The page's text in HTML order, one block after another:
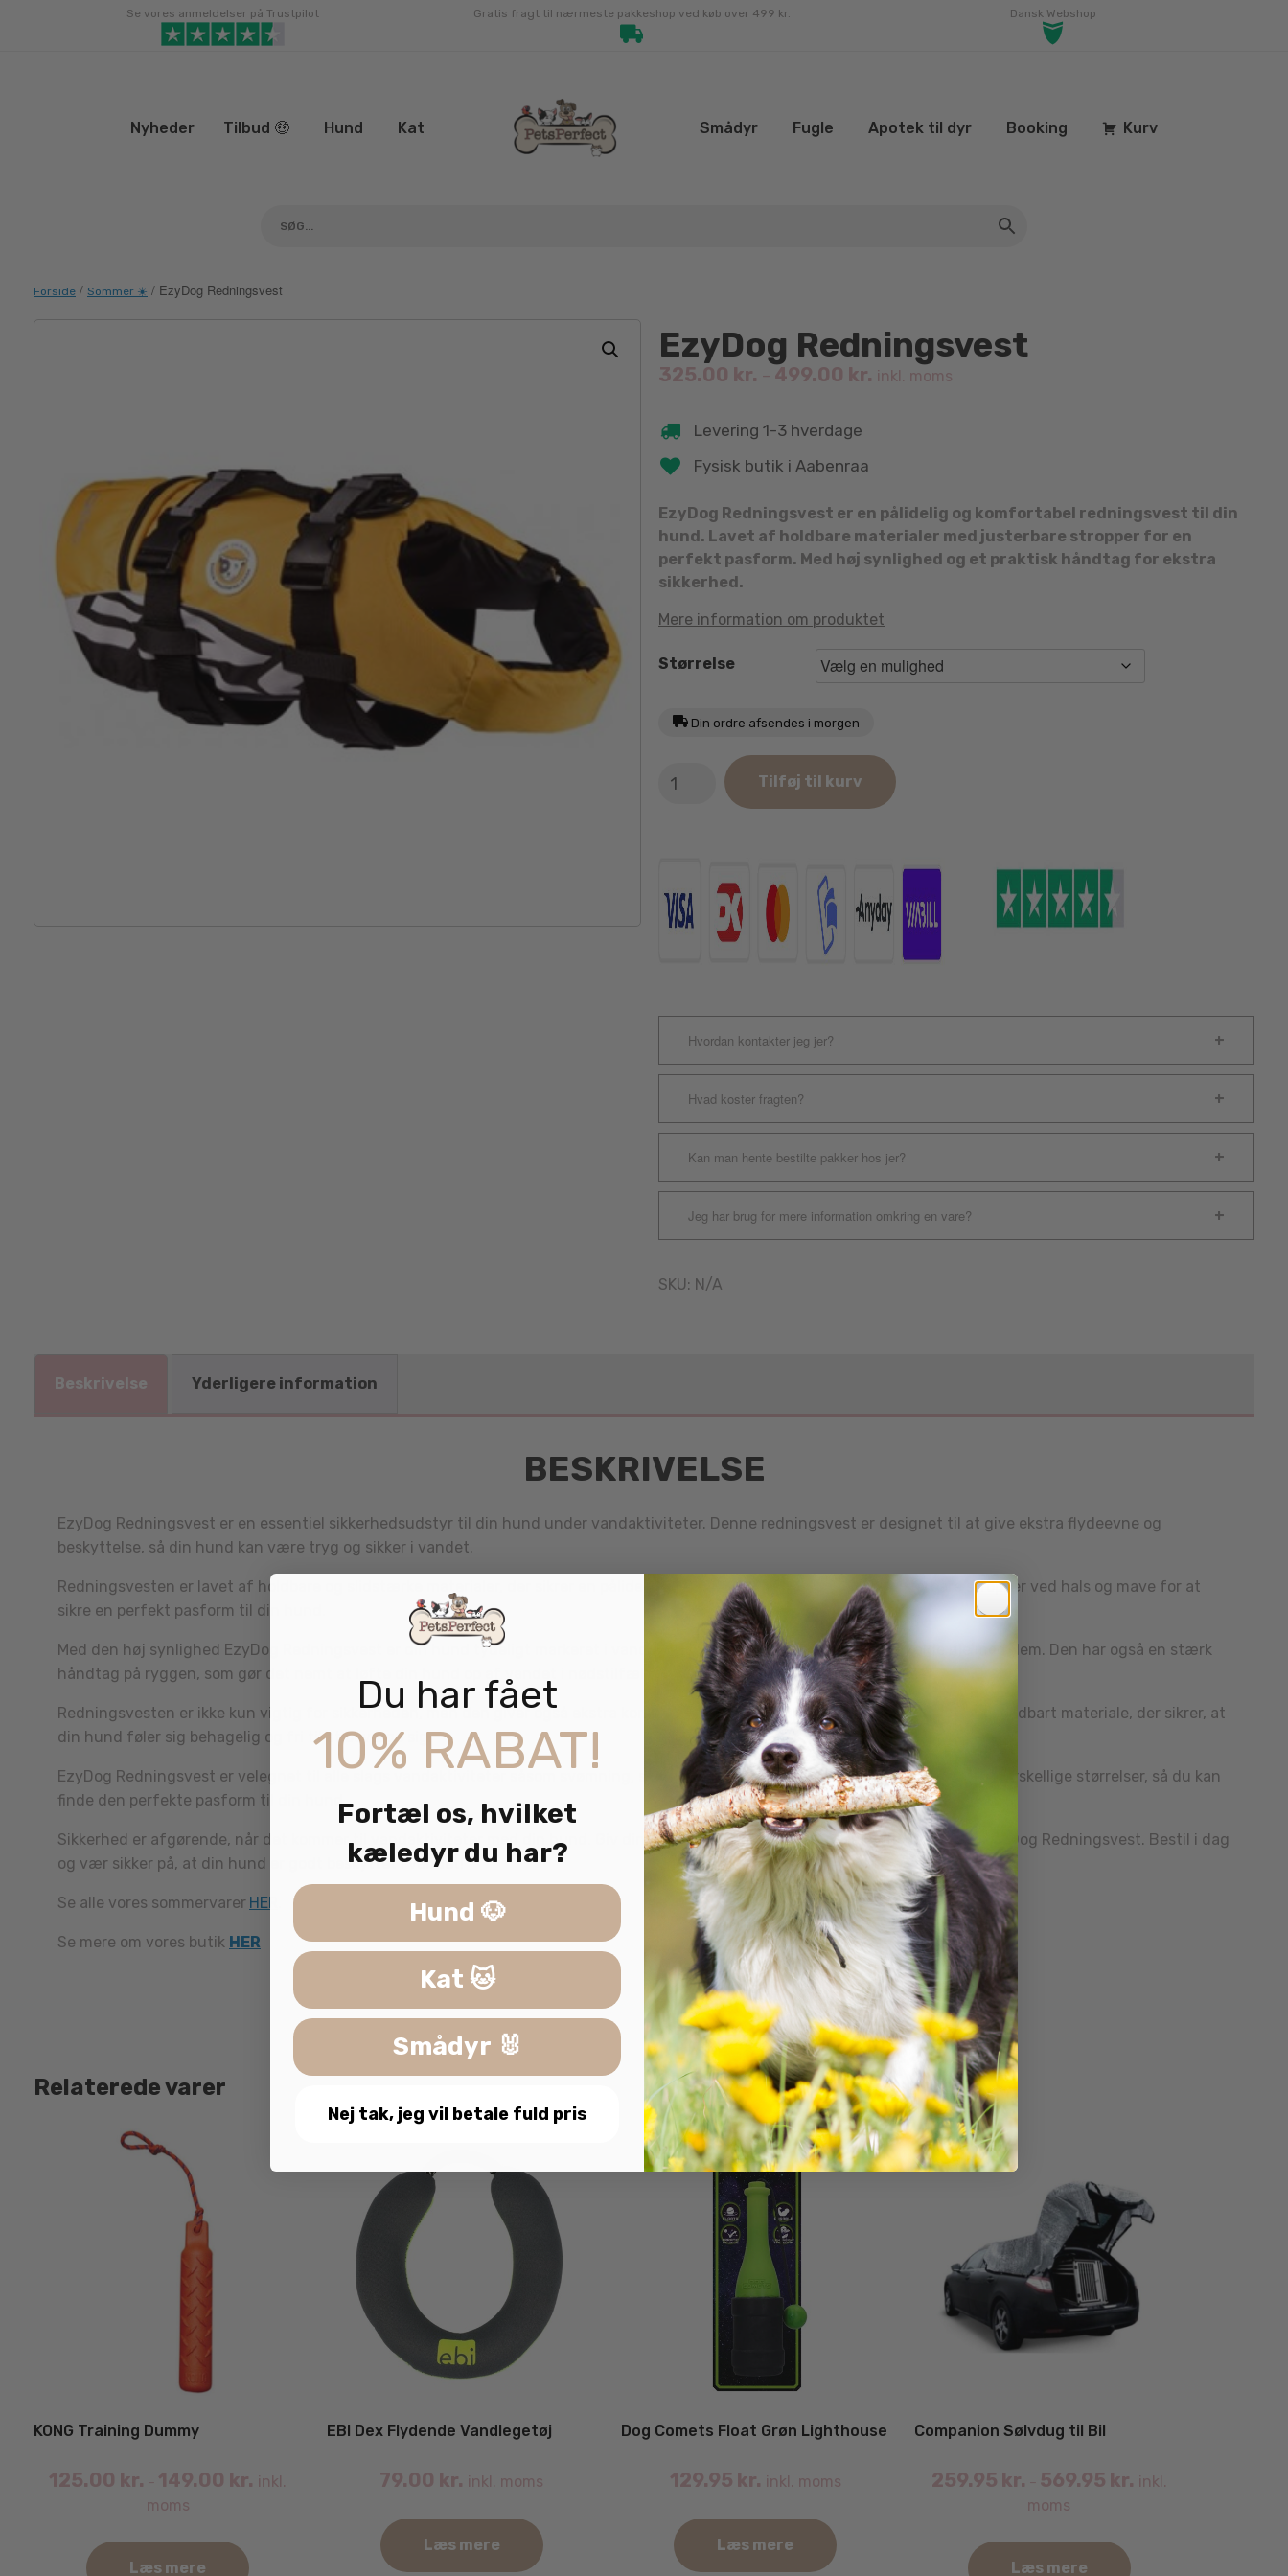
Se vores anmeldelser på Trustpilot Gratis fragt til nærmeste pakkeshop ved køb over 499 kr. Dansk Webshop
Nyheder Tilbud 🤑 Hund Kat Smådyr Fugle Apotek til dyr Booking Kurv
Forside / Sommer ☀️ / EzyDog Redningsvest
EzyDog Redningsvest
325.00 kr. – 499.00 kr. inkl. moms
Levering 1-3 hverdage
Fysisk butik i Aabenraa
EzyDog Redningsvest er en pålidelig og komfortabel redningsvest til din
hund. Lavet af holdbare materialer med justerbare stropper for en
perfekt pasform. Med høj synlighed og et praktisk håndtag for ekstra
sikkerhed.
Mere information om produktet
Størrelse
Din ordre afsendes i morgen
Redningsvest
Tilføj til kurv
Hvordan kontakter jeg jer?
Hvad koster fragten?
Kan man hente bestilte pakker hos jer?
Jeg har brug for mere information omkring en vare?
SKU: N/A
Beskrivelse Yderligere information
BESKRIVELSE
EzyDog Redningsvest er en essentiel sikkerhedsudstyr til din hund under vandaktiviteter. Denne redningsvest er designet til at give ekstra flydeevne og
beskyttelse, så din hund kan være tryg og sikker i vandet.
Redningsvesten er lavet af holdbare og slidstærke materialer, der sikrer en pålidelig ydeevne. Den er udstyret med justerbare stropper ved hals og mave for at
sikre en perfekt pasform til din hund.
Med den høj synlighed EzyDog Redningsvest er din hund tydeligt markeret i vandet, hvilket gør det lettere for dig at holde øje med dem. Den har også en stærk
håndtag på ryggen, som gør det nemt at løfte din hund op af vandet i nødstilfælde eller hjælpe dem ind og ud af vandet.
Redningsvesten er ikke kun vigtig for sikkerheden, men den giver også ekstra komfort for din hund. Den er designet med blødt og åndbart materiale, der sikrer, at
din hund føler sig behagelig og fri til at bevæge sig.
EzyDog Redningsvest er velegnet til alle slags vandaktiviteter såsom svømning, sejlads, kajakroning og mere. Den er tilgængelig i forskellige størrelser, så du kan
finde den perfekte pasform til din hund.
Sikkerhed er afgørende, når det kommer til vandaktiviteter med din hund. Giv din hund den bedste beskyttelse og tryghed med EzyDog Redningsvest. Bestil i dag
og vær sikker på, at din hund er godt beskyttet i vandet!
Se alle vores sommervarer HER
Se mere om vores butik HER
Relaterede varer
KONG Training Dummy
125.00 kr. – 149.00 kr. inkl.
moms
Læs mere
EBI Dex Flydende Vandlegetøj
79.00 kr. inkl. moms
Læs mere
Dog Comets Float Grøn Lighthouse
129.95 kr. inkl. moms
Læs mere
Companion Sølvdug til Bil
259.95 kr. – 569.95 kr. inkl.
moms
Læs mere
Du har fået
10% RABAT!
Fortæl os, hvilket
kæledyr du har?
Hund 🐶
Kat 🐱
Smådyr 🐰
Nej tak, jeg vil betale fuld pris